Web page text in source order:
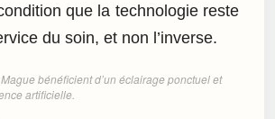
que la technologie reste
du soin, et non l’inverse.
bénéficient d’un éclairage ponctuel et
artificielle.